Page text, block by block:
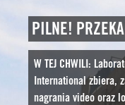
PILNE!
W TEJ CHWILI:
International zbiera,
nagrania video oraz